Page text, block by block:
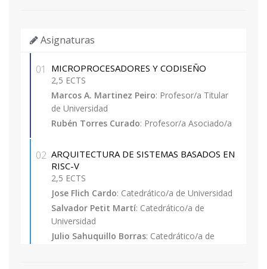
de postgrado.
d) Un título de Diploma de grado propio
expedido por la Universitat Politècnica de
València o por otras universidades con las que
exista mutuo reconocimiento de dicha titulación.
Excepcionalmente se admitirán con la
consideración de matrícula provisional,
tengan pendiente superar como máximo 30
ECTS (incluido el Proyecto Final de Carrera, no
pudiendo optar a la expedición de su Título
Propio hasta la obtención de la titulación
correspondiente.
e) Experiencia laboral o profesional con nivel
Asignaturas
01 MICROPROCESADORES Y CODISEÑO
2,5 ECTS
Marcos A. Martinez Peiro: Profesor/a Titular
de Universidad
Rubén Torres Curado : Profesor/a Asociado/a
02 ARQUITECTURA DE SISTEMAS BASADOS EN
RISC-V
2,5 ECTS
Jose Flich Cardo : Catedrático/a de Universidad
Salvador Petit Martí: Catedrático/a de
Universidad
Julio Sahuquillo Borras: Catedrático/a de